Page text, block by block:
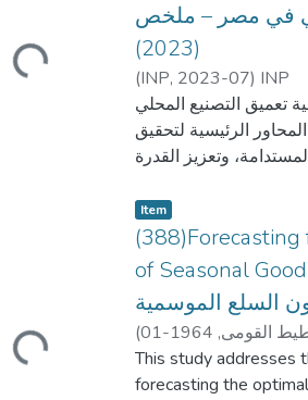
في مصر – ملخص
(2023)
(INP, 2023-07) INP
تعميق التصنيع المحلي
الرئيسية لتحقيق
وتعزيز القدرة
المحلي يمثل ركيزة
المضافة للمنتجات
عمل جديدة، وتحسين
القدرة على مواجهة
الاقتصادية العالمية.
نجاح استراتيجية التصنيع
قاعدة صناعية متكاملة
Item type:
Item ,
of Seasonal
السلع الموسمية
( القومى,
1964-01
Hefny
This study addresses
forecasting the